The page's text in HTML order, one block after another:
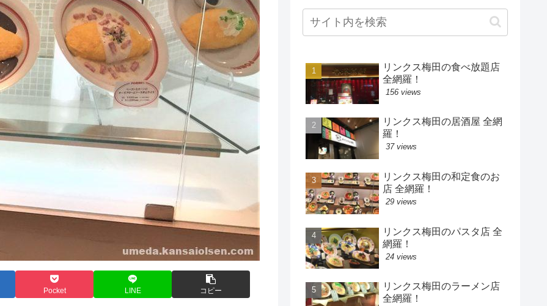
Pocket LINE コピー
リンクス梅田の食べ放題店
全網羅！
156 views
リンクス梅田の居酒屋 全網
羅！
37 views
リンクス梅田の和定食のお
店 全網羅！
29 views
リンクス梅田のパスタ店 全
網羅！
24 views
リンクス梅田のラーメン店
全網羅！